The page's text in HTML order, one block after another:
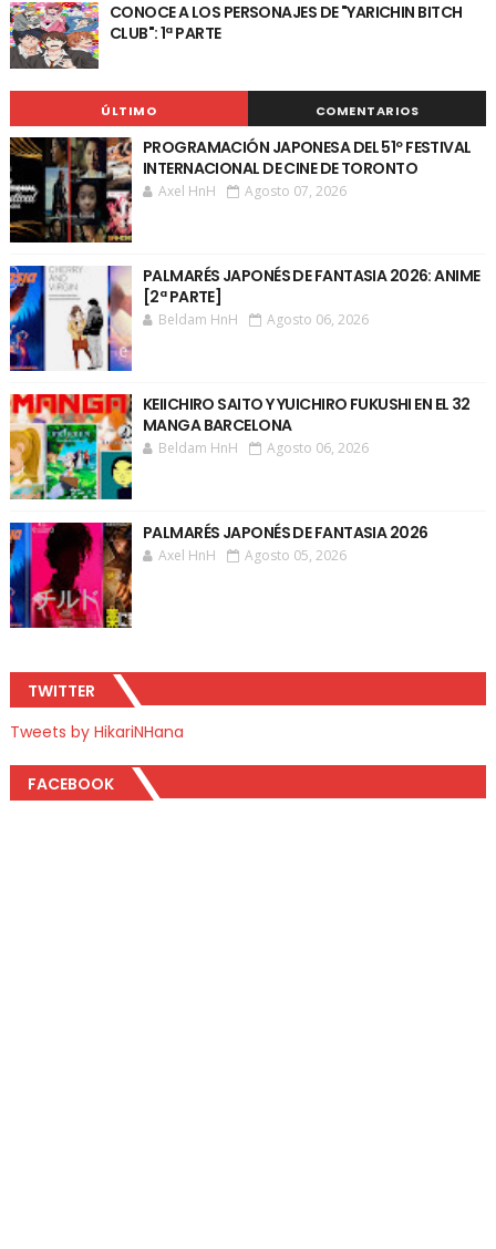
CONOCE A LOS PERSONAJES DE "YARICHIN BITCH
CLUB": 1ª PARTE
ÚLTIMO COMENTARIOS
PROGRAMACIÓN JAPONESA DEL 51º FESTIVAL
INTERNACIONAL DE CINE DE TORONTO
Axel HnH Agosto 07, 2026
PALMARÉS JAPONÉS DE FANTASIA 2026: ANIME
[2ª PARTE]
Beldam HnH Agosto 06, 2026
KEIICHIRO SAITO Y YUICHIRO FUKUSHI EN EL 32
MANGA BARCELONA
Beldam HnH Agosto 06, 2026
PALMARÉS JAPONÉS DE FANTASIA 2026
Axel HnH Agosto 05, 2026
TWITTER
Tweets by HikariNHana
FACEBOOK